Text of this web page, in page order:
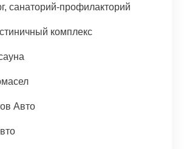
санаторий-профилакторий
комплекс
Авто